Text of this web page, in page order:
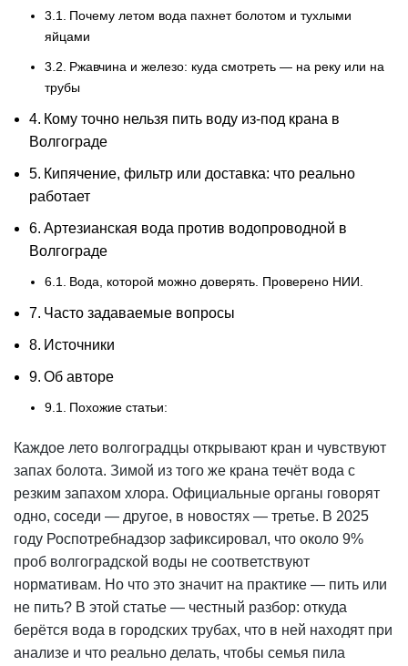
Почему летом вода пахнет болотом и тухлыми
яйцами
Ржавчина и железо: куда смотреть — на реку или на
трубы
Кому точно нельзя пить воду из-под крана в
Волгограде
Кипячение, фильтр или доставка: что реально
работает
Артезианская вода против водопроводной в
Волгограде
Вода, которой можно доверять. Проверено НИИ.
Часто задаваемые вопросы
Источники
Об авторе
Похожие статьи:
Каждое лето волгоградцы открывают кран и чувствуют
запах болота. Зимой из того же крана течёт вода с
резким запахом хлора. Официальные органы говорят
одно, соседи — другое, в новостях — третье. В 2025
году Роспотребнадзор зафиксировал, что около 9%
проб волгоградской воды не соответствуют
нормативам. Но что это значит на практике — пить или
не пить? В этой статье — честный разбор: откуда
берётся вода в городских трубах, что в ней находят при
анализе и что реально делать, чтобы семья пила